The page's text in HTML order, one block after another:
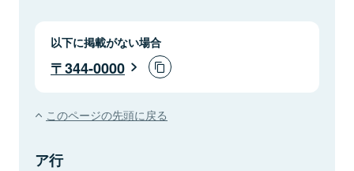
以下に掲載がない場合
344-0000
このページの先頭に戻る
ア行